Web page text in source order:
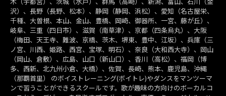
沢）、長野（長野、松本）、静岡（静岡、浜松）、愛知（名古屋栄、
千種、大曽根、本山、金山、豊橋、岡崎、御器所、一宮、藤が丘）、
岐阜、三重（四日市）、滋賀（南草津）、京都（四条烏丸）、大阪
（梅田、天王寺、難波、京橋、茨木、堺東、豊中、江坂）、兵庫（三
ノ宮、川西、姫路、西宮、宝塚、明石）、奈良（大和西大寺）、岡山
（岡山、倉敷）、広島、山口（新山口）、香川（高松）、福岡（博
多、西新、北九州小倉、大橋）、佐賀、長崎、熊本、鹿児島、沖縄
（那覇首里） のボイストレーニング(ボイトレ)やダンスをマンツーマ
ンで習うことができるスクールです。歌が趣味の方向けのボーカルコ